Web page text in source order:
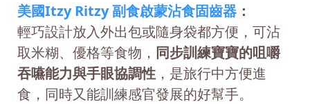
美國Itzy Ritzy 副食啟蒙沾食固齒器 ：
輕巧設計放入外出包或隨身袋都方便，可沾
取米糊、優格等食物， 同步訓練寶寶的咀嚼
吞嚥能力與手眼協調性 ，是旅行中方便進
食，同時又能訓練感官發展的好幫手。